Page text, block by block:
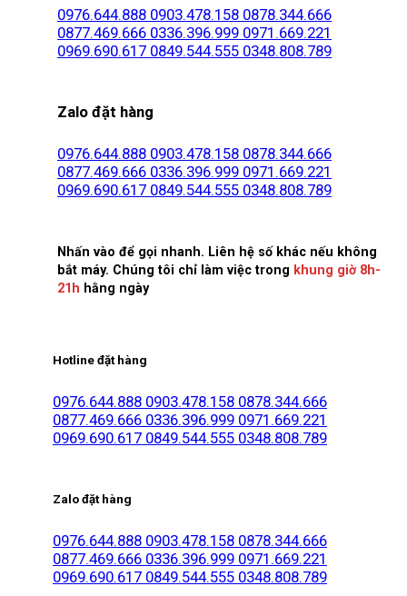
0976.644.888 0903.478.158 0878.344.666
0877.469.666 0336.396.999 0971.669.221
0969.690.617 0849.544.555 0348.808.789
Zalo đặt hàng
0976.644.888 0903.478.158 0878.344.666
0877.469.666 0336.396.999 0971.669.221
0969.690.617 0849.544.555 0348.808.789
Nhấn vào để gọi nhanh. Liên hệ số khác nếu không
bắt máy. Chúng tôi chỉ làm việc trong khung giờ 8h-
21h hằng ngày
Hotline đặt hàng
0976.644.888 0903.478.158 0878.344.666
0877.469.666 0336.396.999 0971.669.221
0969.690.617 0849.544.555 0348.808.789
Zalo đặt hàng
0976.644.888 0903.478.158 0878.344.666
0877.469.666 0336.396.999 0971.669.221
0969.690.617 0849.544.555 0348.808.789